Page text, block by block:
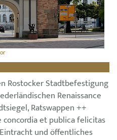
Rostocker Stadtbefestigung
Renaissance
Ratswappen ++
et publica felicitas
und öffentliches